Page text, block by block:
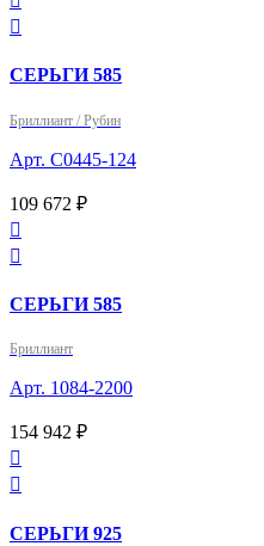

СЕРЬГИ 585
Бриллиант / Рубин
Арт. С0445-124
109 672 ₽


СЕРЬГИ 585
Бриллиант
Арт. 1084-2200
154 942 ₽


СЕРЬГИ 925